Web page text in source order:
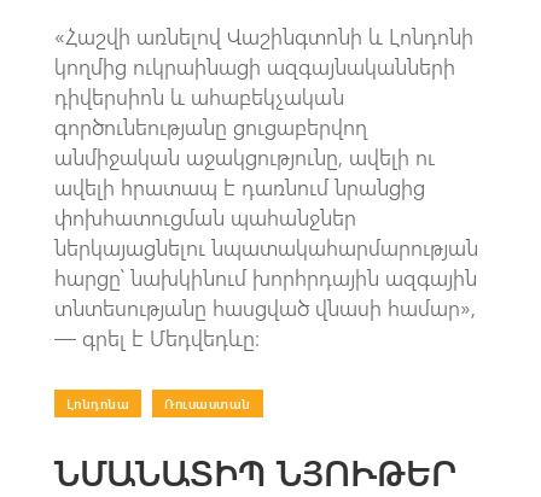
«Հաշվի առնելով Վաշինգտոնի և Լոնդոնի
կողմից ուկրաինացի ազգայնականների
դիվերսիոն և ահաբեկչական
գործունեությանը ցուցաբերվող
անմիջական աջակցությունը, ավելի ու
ավելի հրատապ է դառնում նրանցից
փոխհատուցման պահանջներ
ներկայացնելու նպատակահարմարության
հարցը՝ նախկինում խորհրդային ազգային
տնտեսությանը հասցված վնասի համար»,
— գրել է Մեդվեդևը։
Լոնդոնա Ռուսաստան
ՆՄԱՆԱՏԻՊ ՆՅՈՒԹԵՐ